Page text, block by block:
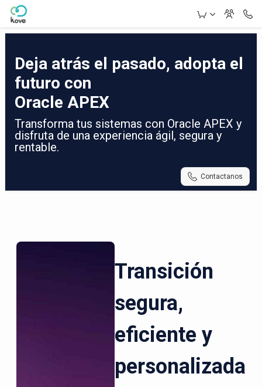
Skip to Main Content
Deja atrás el pasado, adopta el
futuro con
Oracle APEX
Transforma tus sistemas con Oracle APEX y
disfruta de una experiencia ágil, segura y
rentable.
Contactanos
Transición
segura,
eficiente y
personalizada